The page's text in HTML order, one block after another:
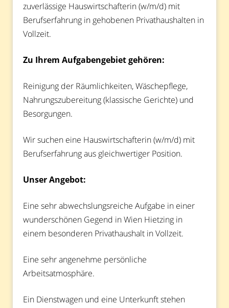
zuverlässige Hauswirtschafterin (w/m/d) mit
Berufserfahrung in gehobenen Privathaushalten in
Vollzeit.
Zu Ihrem Aufgabengebiet gehören:
Reinigung der Räumlichkeiten, Wäschepflege,
Nahrungszubereitung (klassische Gerichte) und
Besorgungen.
Wir suchen eine Hauswirtschafterin (w/m/d) mit
Berufserfahrung aus gleichwertiger Position.
Unser Angebot:
Eine sehr abwechslungsreiche Aufgabe in einer
wunderschönen Gegend in Wien Hietzing in
einem besonderen Privathaushalt in Vollzeit.
Eine sehr angenehme persönliche
Arbeitsatmosphäre.
Ein Dienstwagen und eine Unterkunft stehen